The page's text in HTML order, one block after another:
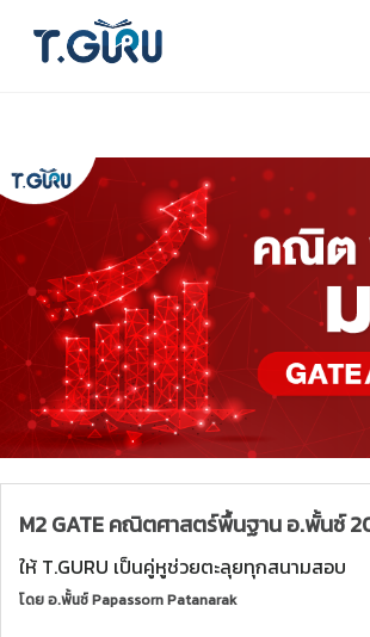
M2 GATE คณิตศาสตร์พื้นฐาน อ.พั้นช์
ให้ T.GURU เป็นคู่หูช่วยตะลุยทุกสนามสอบ
โดยอ.พั้นช์ Papassorn Patanarak